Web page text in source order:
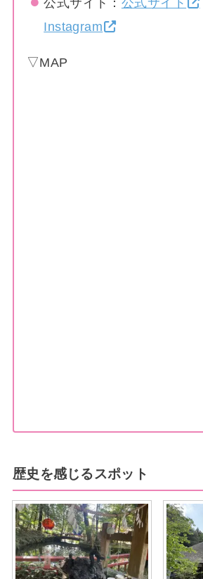
Instagram
▽MAP
歴史を感じるスポット